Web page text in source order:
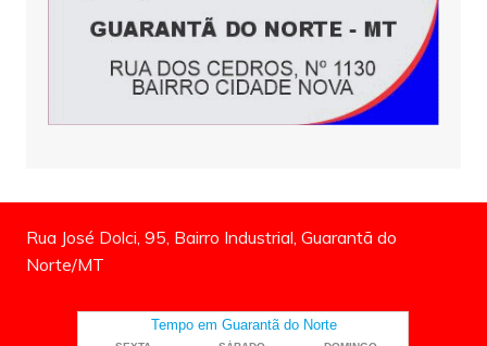
Rua José Dolci, 95, Bairro Industrial, Guarantã do
Norte/MT